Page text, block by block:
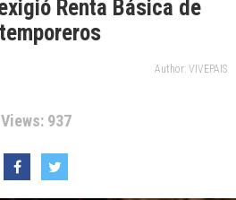
Renta Básica de
Author: VIVEPAIS
Views: 937